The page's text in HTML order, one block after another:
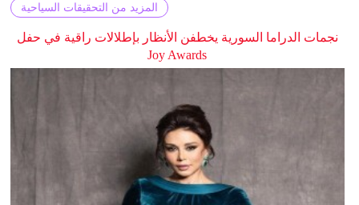
المزيد من التحقيقات السياحية
نجمات الدراما السورية يخطفن الأنظار بإطلالات راقية في حفل
Joy Awards